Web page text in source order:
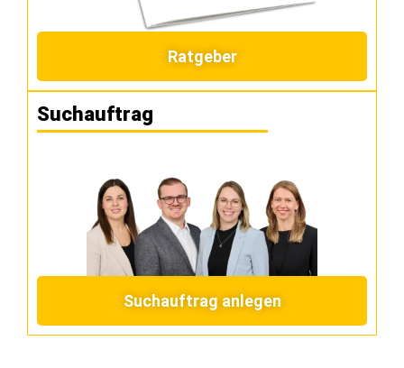
Ratgeber
Suchauftrag
Suchauftrag anlegen